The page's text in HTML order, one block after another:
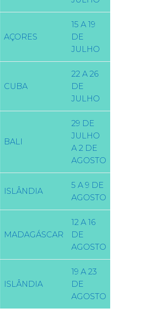
AÇORES
15 A 19
DE
JULHO
CUBA
22 A 26
DE
JULHO
BALI
29 DE
JULHO
A 2 DE
AGOSTO
ISLÂNDIA
5 A 9 DE
AGOSTO
MADAGÁSCAR
12 A 16
DE
AGOSTO
ISLÂNDIA
19 A 23
DE
AGOSTO